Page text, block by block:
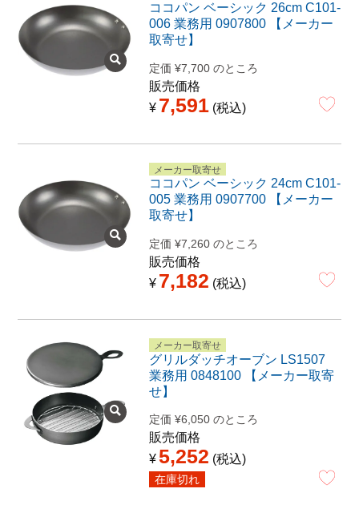
ココパン ベーシック 26cm C101-
006 業務用 0907800 【メーカー
取寄せ】
定価 ¥7,700 のところ
販売価格
¥ 7,591 税込
メーカー取寄せ
ココパン ベーシック 24cm C101-
005 業務用 0907700 【メーカー
取寄せ】
定価 ¥7,260 のところ
販売価格
¥ 7,182 税込
メーカー取寄せ
グリルダッチオーブン LS1507
業務用 0848100 【メーカー取寄
せ】
定価 ¥6,050 のところ
販売価格
¥5,252 税込
在庫切れ